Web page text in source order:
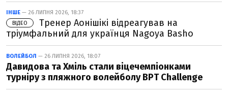
ІНШЕ — 26 ЛИПНЯ 2026, 18:37
ВІДЕО
Тренер Аонішікі відреагував на
тріумфальний для українця Nagoya Basho
ВОЛЕЙБОЛ — 26 ЛИПНЯ 2026, 18:07
Давидова та Хміль стали віцечемпіонками
турніру з пляжного волейболу BPT Challenge